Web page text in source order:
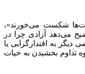
شکست می‌خورند»،
می‌دهد آزادی چرا در
به اقتدارگرایی یا
تداوم بخشیدن به حیات